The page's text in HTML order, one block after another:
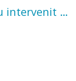
intervenit la